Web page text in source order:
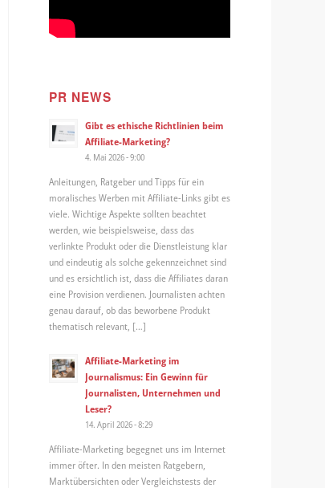
PR NEWS
Gibt es ethische Richtlinien beim
Affiliate-Marketing?
4. Mai 2026 - 9:00
Anleitungen, Ratgeber und Tipps für ein
moralisches Werben mit Affiliate-Links gibt es
viele. Wichtige Aspekte sollten beachtet
werden, wie beispielsweise, dass das
verlinkte Produkt oder die Dienstleistung klar
und eindeutig als solche gekennzeichnet sind
und es ersichtlich ist, dass die Affiliates daran
eine Provision verdienen. Journalisten achten
genau darauf, ob das beworbene Produkt
thematisch relevant, […]
Affiliate-Marketing im
Journalismus: Ein Gewinn für
Journalisten, Unternehmen und
Leser?
14. April 2026 - 8:29
Affiliate-Marketing begegnet uns im Internet
immer öfter. In den meisten Ratgebern,
Marktübersichten oder Vergleichstests der